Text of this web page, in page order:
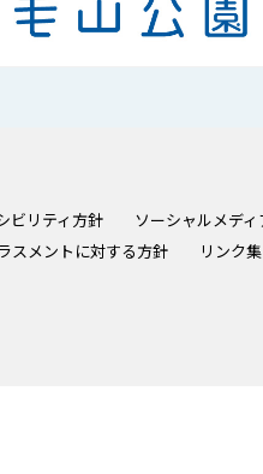
ビリティ方針
ソーシャルメデ
スメントに対する方針 リンク集